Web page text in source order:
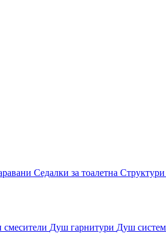
Седалки за тоалетна Структури
смесители Душ гарнитури Душ